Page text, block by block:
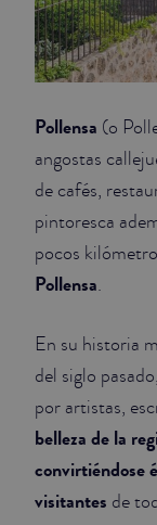
Pollensa (o
angostas
de cafés,
pintoresca
pocos
Pollensa.
En su historia
del siglo
por artistas,
belleza de la
convirtiéndose
visitantes de